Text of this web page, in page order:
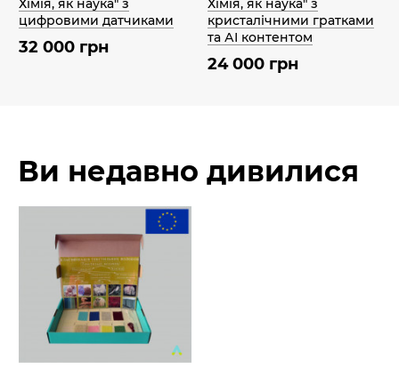
Хімія, як наука" з
цифровими датчиками
32 000 грн
Хімія, як наука" з
кристалічними гратками
та АІ контентом
24 000 грн
Ви недавно дивилися